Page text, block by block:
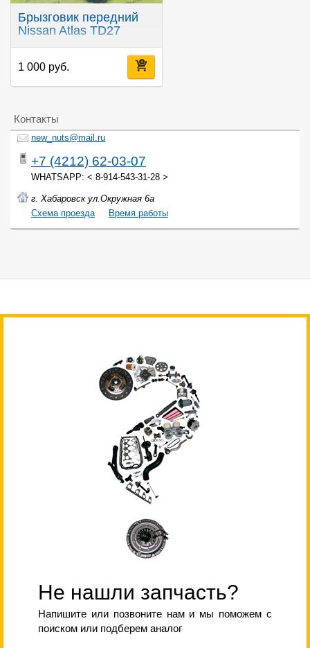
Брызговик передний
Nissan Atlas TD27
1 000 руб.
Контакты
new_nuts@mail.ru
+7 (4212) 62-03-07
WHATSAPP: < 8-914-543-31-28 >
г. Хабаровск ул.Окружная 6а
Cхема проезда
Время работы
Не нашли запчасть?
Напишите или позвоните нам и мы поможем с
поиском или подберем аналог